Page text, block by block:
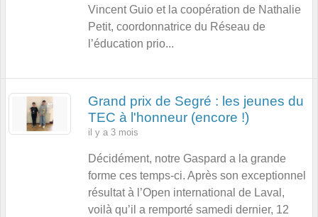
Vincent Guio et la coopération de Nathalie
Petit, coordonnatrice du Réseau de
l’éducation prio...
Grand prix de Segré : les jeunes du
TEC à l'honneur (encore !)
il y a 3 mois
Décidément, notre Gaspard a la grande
forme ces temps-ci. Après son exceptionnel
résultat à l’Open international de Laval,
voilà qu’il a remporté samedi dernier, 12